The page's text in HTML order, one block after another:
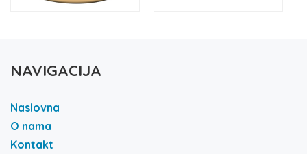
NAVIGACIJA
Naslovna
O nama
Kontakt